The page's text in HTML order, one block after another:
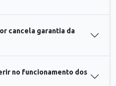
cancela garantia da
no funcionamento dos